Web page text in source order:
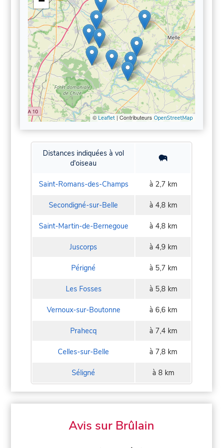
© Leaflet| Contributeurs OpenStreetMap
Distances indiquées à vol
d'oiseau
Saint-Romans-des-Champs à 2,7 km
Secondigné-sur-Belle à 4,8 km
Saint-Martin-de-Bernegoue à 4,8 km
Juscorps à 4,9 km
Périgné à 5,7 km
Les Fosses à 5,8 km
Vernoux-sur-Boutonne à 6,6 km
Prahecq à 7,4 km
Celles-sur-Belle à 7,8 km
Séligné à 8 km
Avis sur Brûlain